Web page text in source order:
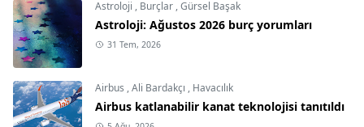
Astroloji , Burçlar ,Gürsel Başak
Astroloji: Ağustos 2026 burç yorumları
31 Tem, 2026
Airbus ,Ali Bardakçı , Havacılık
Airbus katlanabilir kanat teknolojisi tanıtıldı